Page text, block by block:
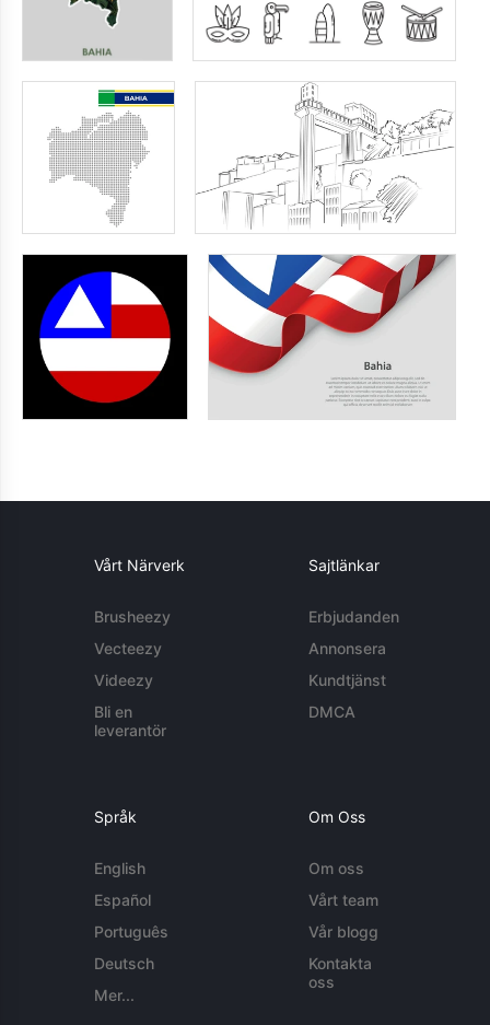
Vårt Närverk
Brusheezy
Vecteezy
Videezy
Bli en
leverantör
Sajtlänkar
Erbjudanden
Annonsera
Kundtjänst
DMCA
Språk
English
Español
Português
Deutsch
Mer...
Om Oss
Om oss
Vårt team
Vår blogg
Kontakta
oss